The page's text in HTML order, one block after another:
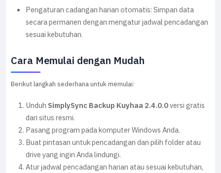
Pengaturan cadangan harian otomatis: Simpan data
secara permanen dengan mengatur jadwal pencadangan
sesuai kebutuhan.
Cara Memulai dengan Mudah
Berikut langkah sederhana untuk memulai:
Unduh SimplySync Backup Kuyhaa 2.4.0.0versi gratis
dari situs resmi.
Pasang program pada komputer Windows Anda.
Buat pintasan untuk pencadangan dan pilih folder atau
drive yang ingin Anda lindungi.
Atur jadwal pencadangan harian atau sesuai kebutuhan,